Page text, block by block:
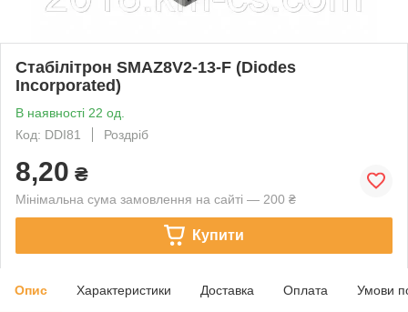
Стабілітрон SMAZ8V2-13-F (Diodes
Incorporated)
В наявності 22 од.
Код: DDI81
Роздріб
8,20 ₴
Мінімальна сума замовлення на сайті — 200 ₴
Купити
Опис Характеристики Доставка Оплата Умови